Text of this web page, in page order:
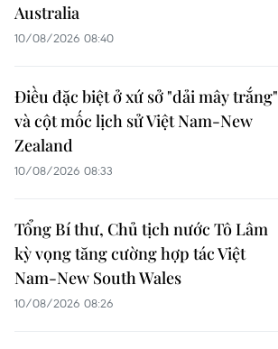
Australia
10/08/2026 08:40
Điều đặc biệt ở xứ sở "dải mây trắng"
và cột mốc lịch sử Việt Nam-New
Zealand
10/08/2026 08:33
Tổng Bí thư, Chủ tịch nước Tô Lâm
kỳ vọng tăng cường hợp tác Việt
Nam-New South Wales
10/08/2026 08:26